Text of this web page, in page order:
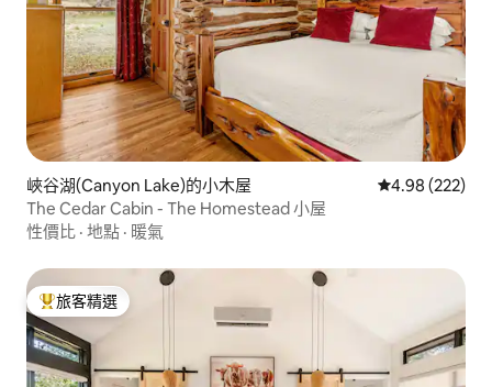
峽谷湖(Canyon Lake)的小木屋 從 222 則評價
4.98 (222)
The Cedar Cabin - The Homestead 小屋
性價比 · 地點 · 暖氣
旅客精選榜首
旅客精選